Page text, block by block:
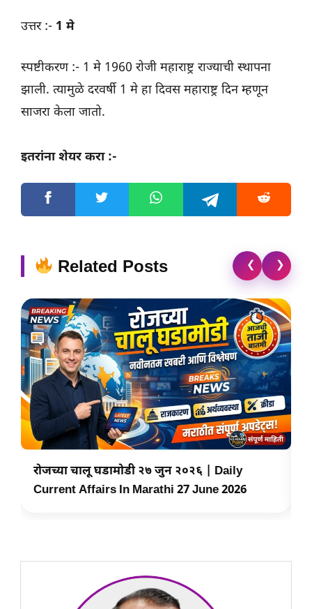
उत्तर :- 1 मे
स्पष्टीकरण :- 1 मे 1960 रोजी महाराष्ट्र राज्याची स्थापना
झाली. त्यामुळे दरवर्षी 1 मे हा दिवस महाराष्ट्र दिन म्हणून
साजरा केला जातो.
इतरांना शेयर करा :-
Related Posts ❮ ❯
रोजच्या चालू घडामोडी २७ जुन २०२६ | Daily
Current Affairs In Marathi 27 June 2026